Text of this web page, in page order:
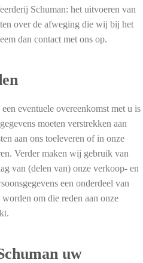
Schuman: het uitvoeren van
over de afweging die wij bij het
dan contact met ons op.
eventuele overeenkomst met u is
moeten verstrekken aan
aan ons toeleveren of in onze
Verder maken wij gebruik van
van (delen van) onze verkoop- en
een onderdeel van
om die reden aan onze
uw